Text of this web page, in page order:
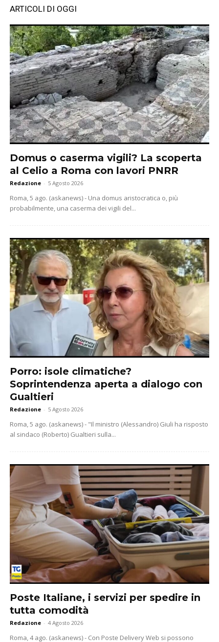
ARTICOLI DI OGGI
Domus o caserma vigili? La scoperta
al Celio a Roma con lavori PNRR
Redazione - 5 Agosto 2026
Roma, 5 ago. (askanews) - Una domus aristocratica o, più
probabilmente, una caserma dei vigili del...
Porro: isole climatiche?
Soprintendenza aperta a dialogo con
Gualtieri
Redazione - 5 Agosto 2026
Roma, 5 ago. (askanews) - "Il ministro (Alessandro) Giuli ha risposto
al sindaco (Roberto) Gualtieri sulla...
Poste Italiane, i servizi per spedire in
tutta comodità
Redazione - 4 Agosto 2026
Roma, 4 ago. (askanews) - Con Poste Delivery Web si possono